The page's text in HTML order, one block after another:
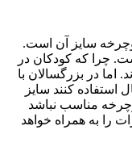
سایز آن است.
چرا که کودکان در
در بزرگسالان با
استفاده کنند سایز
مناسب نباشد
را به همراه خواهد